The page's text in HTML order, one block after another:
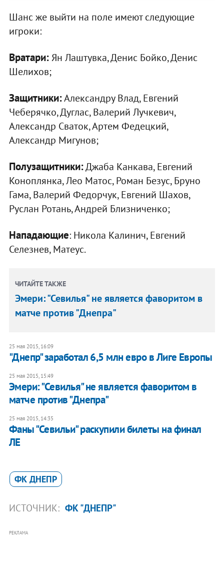
Шанс же выйти на поле имеют следующие
игроки:
Вратари:Ян Лаштувка, Денис Бойко, Денис
Шелихов;
Защитники:Александру Влад, Евгений
Чеберячко, Дуглас, Валерий Лучкевич,
Александр Сваток, Артем Федецкий,
Александр Мигунов;
Полузащитники:Джаба Канкава, Евгений
Коноплянка, Лео Матос, Роман Безус, Бруно
Гама, Валерий Федорчук, Евгений Шахов,
Руслан Ротань, Андрей Близниченко;
Нападающие: Никола Калинич, Евгений
Селезнев, Матеус.
ЧИТАЙТЕ ТАКЖЕ
Эмери: "Севилья" не является фаворитом в
матче против "Днепра"
25 мая 2015, 16:09
"Днепр" заработал 6,5 млн евро в Лиге Европы
25 мая 2015, 15:49
Эмери: "Севилья" не является фаворитом в
матче против "Днепра"
25 мая 2015, 14:35
Фаны "Севильи" раскупили билеты на финал
ЛЕ
ФК ДНЕПР
ИСТОЧНИК: ФК "ДНЕПР"
РЕКЛАМА